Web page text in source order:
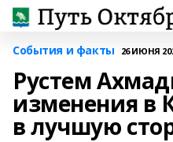
События и факты 26 ИЮНЯ
Рустем
изменения в
в лучшую